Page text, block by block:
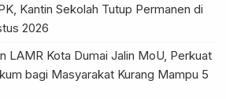
Kantin Sekolah Tutup Permanen di
2026
LAMR Kota Dumai Jalin MoU, Perkuat
bagi Masyarakat Kurang Mampu 5